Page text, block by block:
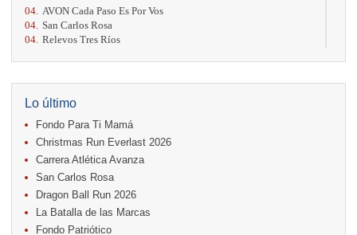
04. AVON Cada Paso Es Por Vos
04. San Carlos Rosa
04. Relevos Tres Ríos
17. Caribe Paradise Run
18.
Casa Turire Trail Run
18. Warriors Run Circuit
18. Samsung Jacó Beach Half Marathon 2026
25. KRun by Under Armour
25. Run Alajuela
Noviembre
08. Lindora Run
15. Entre Pan y Rosas
Lo último
Fondo Para Ti Mamá
Christmas Run Everlast 2026
Carrera Atlética Avanza
San Carlos Rosa
Dragon Ball Run 2026
La Batalla de las Marcas
Fondo Patriótico